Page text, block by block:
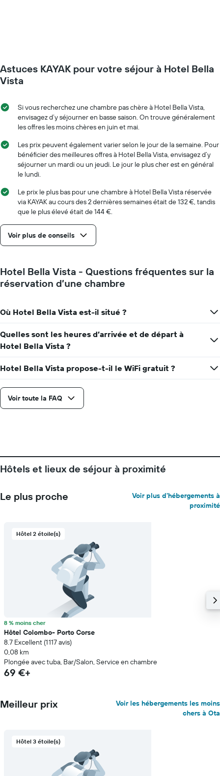
jour
Sur
axe
les
jours
de
Sur
le
graphique,
axe
Y
indiquent
moyen
d'une
Astuces KAYAK pour votre séjour à Hotel Bella
Vista
Si vous recherchez une chambre pas chère à Hotel Bella Vista,
envisagez d’y séjourner en basse saison. On trouve généralement
les offres les moins chères en juin et mai.
Les prix peuvent également varier selon le jour de la semaine. Pour
bénéficier des meilleures offres à Hotel Bella Vista, envisagez d’y
séjourner un mardi ou un jeudi. Le jour le plus cher est en général
le lundi.
Le prix le plus bas pour une chambre à Hotel Bella Vista réservée
via KAYAK au cours des 2 dernières semaines était de 132 €, tandis
que le plus élevé était de 144 €.
Voir plus de conseils
Hotel Bella Vista - Questions fréquentes sur la
réservation d’une chambre
Où Hotel Bella Vista est-il situé ?
Quelles sont les heures d’arrivée et de départ à
Hotel Bella Vista ?
Hotel Bella Vista propose-t-il le WiFi gratuit ?
Voir toute la FAQ
Hôtels et lieux de séjour à proximité
Le plus proche
Voir plus d'hébergements à
proximité
Hôtel 2 étoile(s)
8 % moins cher
Hôtel Colombo- Porto Corse
8.7 Excellent (1 117 avis)
0,08 km
Plongée avec tuba, Bar/Salon, Service en chambre
69 €+
Meilleur prix
Voir les hébergements les moins
chers à Ota
Hôtel 3 étoile(s)